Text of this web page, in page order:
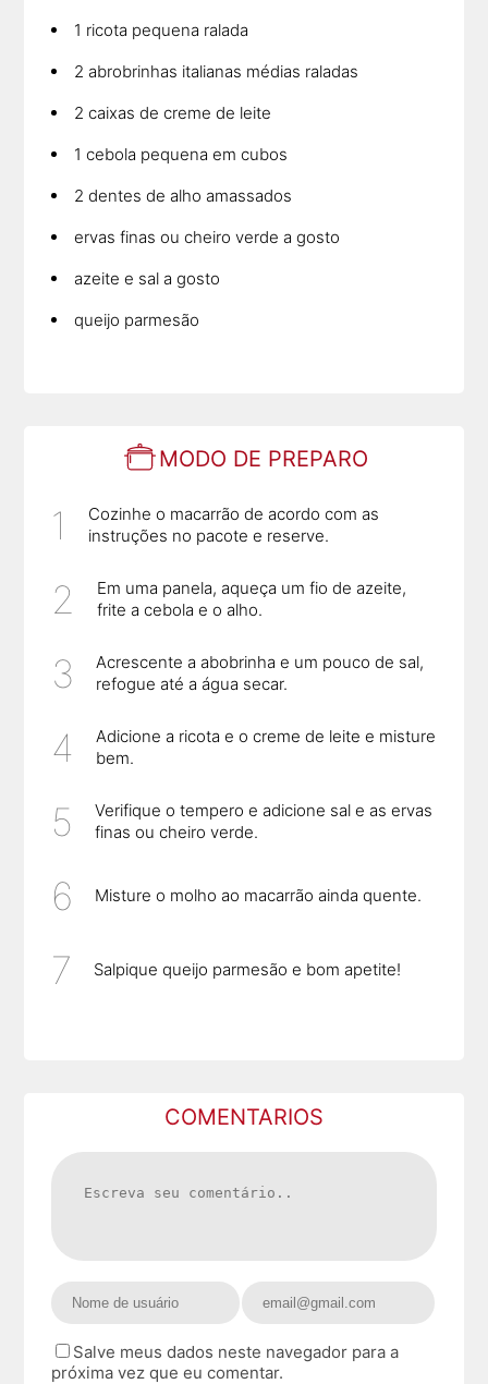
1 ricota pequena ralada
2 abrobrinhas italianas médias raladas
2 caixas de creme de leite
1 cebola pequena em cubos
2 dentes de alho amassados
ervas finas ou cheiro verde a gosto
azeite e sal a gosto
queijo parmesão
MODO DE PREPARO
Cozinhe o macarrão de acordo com as
instruções no pacote e reserve.
Em uma panela, aqueça um fio de azeite,
frite a cebola e o alho.
Acrescente a abobrinha e um pouco de sal,
refogue até a água secar.
Adicione a ricota e o creme de leite e misture
bem.
Verifique o tempero e adicione sal e as ervas
finas ou cheiro verde.
Misture o molho ao macarrão ainda quente.
Salpique queijo parmesão e bom apetite!
COMENTARIOS
Salve meus dados neste navegador para a
próxima vez que eu comentar.